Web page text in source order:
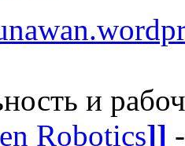
и
Robotics]]